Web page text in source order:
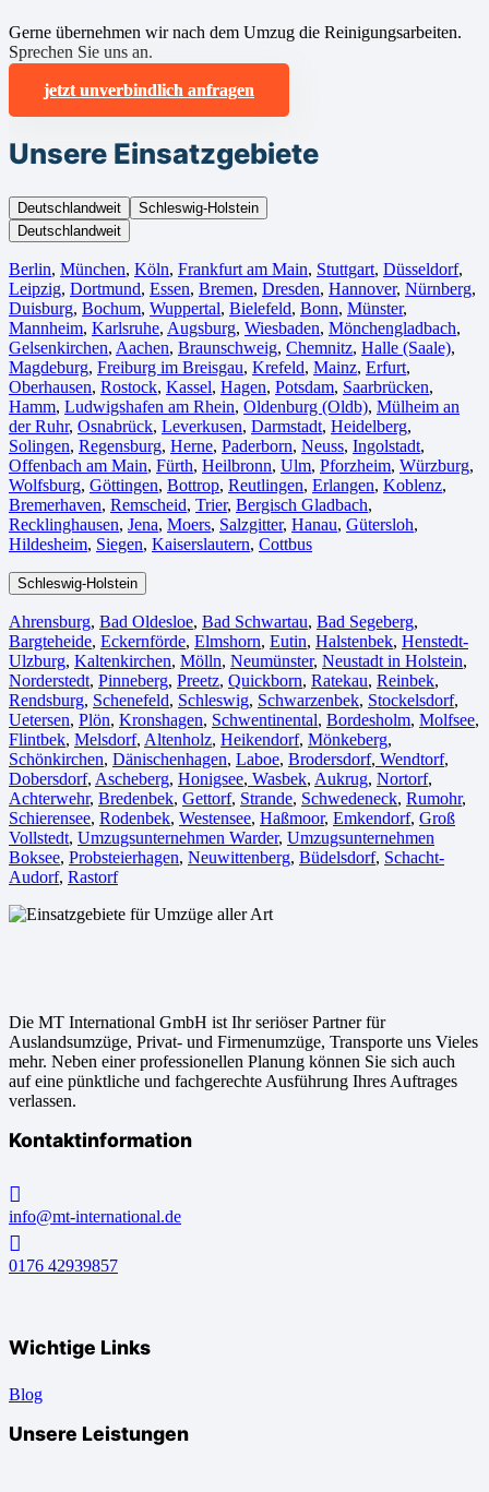
Gerne übernehmen wir nach dem Umzug die Reinigungsarbeiten.
Sprechen Sie uns an.
jetzt unverbindlich anfragen
Unsere Einsatzgebiete
Deutschlandweit
Schleswig-Holstein
Deutschlandweit
Berlin⁠, München, Köln⁠, Frankfurt am Main, Stuttgart, Düsseldorf,
Leipzig, Dortmund, Essen, Bremen, Dresden, Hannover, Nürnberg,
Duisburg⁠, Bochum, Wuppertal⁠, Bielefeld⁠, Bonn⁠, Münster⁠,
Mannheim, Karlsruhe, Augsburg, Wiesbaden⁠, Mönchengladbach⁠,
Gelsenkirchen⁠, Aachen⁠, Braunschweig, Chemnitz⁠, Halle (Saale)⁠,
Magdeburg, Freiburg im Breisgau⁠, Krefeld⁠, Mainz⁠, Erfurt,
Oberhausen⁠, Rostock⁠, Kassel⁠, Hagen, Potsdam, Saarbrücken⁠,
Hamm, Ludwigshafen am Rhein⁠, Oldenburg (Oldb), Mülheim an
der Ruhr, Osnabrück⁠, Leverkusen, Darmstadt⁠, Heidelberg,
Solingen, Regensburg, Herne⁠, Paderborn, Neuss, Ingolstadt,
Offenbach am Main, Fürth⁠, Heilbronn, Ulm⁠, Pforzheim, Würzburg,
Wolfsburg⁠, Göttingen, Bottrop, Reutlingen, Erlangen⁠, Koblenz,
Bremerhaven⁠, Remscheid, Trier⁠, Bergisch Gladbach,
Recklinghausen, Jena⁠, Moers⁠, Salzgitter⁠, Hanau, Gütersloh,
Hildesheim⁠, Siegen⁠, Kaiserslautern⁠, Cottbus⁠
Schleswig-Holstein
Ahrensburg, Bad Oldesloe, Bad Schwartau, Bad Segeberg,
Bargteheide, Eckernförde, Elmshorn, Eutin, Halstenbek, Henstedt-
Ulzburg, Kaltenkirchen, Mölln, Neumünster, Neustadt in Holstein,
Norderstedt, Pinneberg, Preetz, Quickborn, Ratekau, Reinbek,
Rendsburg, Schenefeld, Schleswig, Schwarzenbek, Stockelsdorf,
Uetersen, Plön, Kronshagen, Schwentinental, Bordesholm, Molfsee,
Flintbek, Melsdorf, Altenholz, Heikendorf, Mönkeberg,
Schönkirchen, Dänischenhagen, Laboe, Brodersdorf, Wendtorf,
Dobersdorf, Ascheberg, Honigsee, Wasbek, Aukrug, Nortorf,
Achterwehr, Bredenbek, Gettorf, Strande, Schwedeneck, Rumohr,
Schierensee, Rodenbek, Westensee, Haßmoor, Emkendorf, Groß
Vollstedt, Umzugsunternehmen Warder, Umzugsunternehmen
Boksee, Probsteierhagen, Neuwittenberg, Büdelsdorf, Schacht-
Audorf, Rastorf
Die MT International GmbH ist Ihr seriöser Partner für
Auslandsumzüge, Privat- und Firmenumzüge, Transporte uns Vieles
mehr. Neben einer professionellen Planung können Sie sich auch
auf eine pünktliche und fachgerechte Ausführung Ihres Auftrages
verlassen.
Kontaktinformation
info@mt-international.de
0176 42939857
Wichtige Links
Blog
Unsere Leistungen